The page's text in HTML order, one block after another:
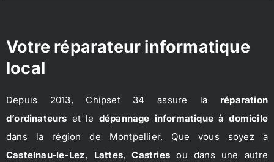
Votre réparateur informatique
local
Depuis 2013, Chipset 34 assure la réparation
d’ordinateurs et le dépannage informatique à domicile
dans la région de Montpellier. Que vous soyez à
Castelnau-le-Lez, Lattes,Castries ou dans une autre